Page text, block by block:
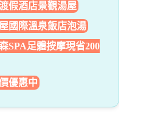
假酒店景觀湯屋
國際溫泉飯店泡湯
SPA足體按摩現省200
優惠中